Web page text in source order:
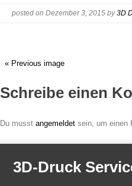
posted on Dezember 3, 2015 by3D
« Previous image
Schreibe einen
Du musst angemeldet sein, um einen
3D-Druck